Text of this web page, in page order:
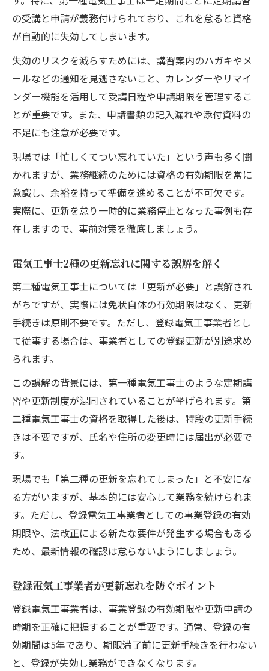
の受講と申請が義務付けられており、これを怠ると資格
が自動的に失効してしまいます。
失効のリスクを減らすためには、講習案内のハガキやメ
ールなどの通知を見逃さないこと、カレンダーやリマイ
ンダー機能を活用して受講日程や申請期限を管理するこ
とが重要です。また、申請書類の記入漏れや添付資料の
不足にも注意が必要です。
現場では「忙しくてつい忘れていた」という声も多く聞
かれますが、業務継続のためには資格の有効期限を常に
意識し、余裕を持って準備を進めることが不可欠です。
実際に、更新を怠り一時的に業務停止となった事例も存
在しますので、事前対策を徹底しましょう。
電気工事士2種の更新忘れに関する誤解を解く
第二種電気工事士については「更新が必要」と誤解され
がちですが、実際には免状自体の有効期限はなく、更新
手続きは原則不要です。ただし、登録電気工事業者とし
て従事する場合は、事業者としての登録更新が別途求め
られます。
この誤解の背景には、第一種電気工事士のような定期講
習や更新制度が混同されていることが挙げられます。第
二種電気工事士の資格を取得した後は、特段の更新手続
きは不要ですが、氏名や住所の変更時には届出が必要で
す。
現場でも「第二種の更新を忘れてしまった」と不安にな
る方がいますが、基本的には安心して業務を続けられま
す。ただし、登録電気工事業者としての事業登録の有効
期限や、法改正による新たな要件が発生する場合もある
ため、最新情報の確認は怠らないようにしましょう。
登録電気工事業者が更新忘れを防ぐポイント
登録電気工事業者は、事業登録の有効期限や更新申請の
時期を正確に把握することが重要です。通常、登録の有
効期間は5年であり、期限満了前に更新手続きを行わない
と、登録が失効し業務ができなくなります。